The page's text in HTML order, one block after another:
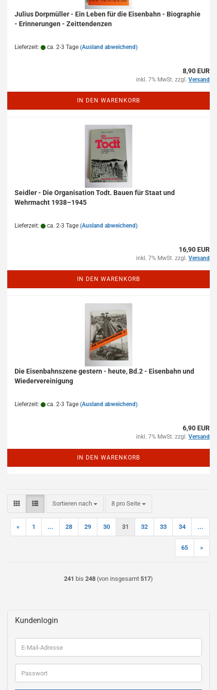
Julius Dorpmüller - Ein Leben für die Eisenbahn - Biographie
- Erinnerungen - Zeittendenzen
Lieferzeit: ca. 2-3 Tage (Ausland abweichend)
8,90 EUR
inkl. 7% MwSt. zzgl. Versand
IN DEN WARENKORB
Seidler - Die Organisation Todt. Bauen für Staat und
Wehrmacht 1938–1945
Lieferzeit: ca. 2-3 Tage (Ausland abweichend)
16,90 EUR
inkl. 7% MwSt. zzgl. Versand
IN DEN WARENKORB
Die Eisenbahnszene gestern - heute, Bd.2 - Eisenbahn und
Wiedervereinigung
Lieferzeit: ca. 2-3 Tage (Ausland abweichend)
6,90 EUR
inkl. 7% MwSt. zzgl. Versand
IN DEN WARENKORB
Sortieren nach
Sortieren nach 8 pro Seite
pro Seite
« 1 ... 28 29 30 31 32 33 34 ...
65 »
241 bis 248 (von insgesamt 517)
Kundenlogin
E-
Mail-
Adresse
Passwort